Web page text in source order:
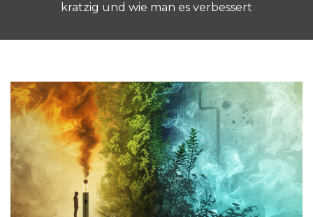
kratzig und wie man es verbessert